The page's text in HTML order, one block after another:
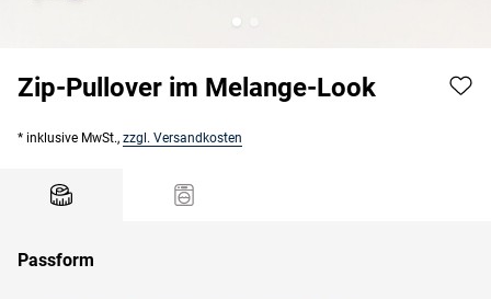
Zip-Pullover im Melange-Look
* inklusive MwSt., zzgl. Versandkosten
Passform